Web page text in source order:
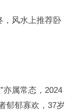
，风水上推荐卧
亦属常态，2024
郁郁寡欢，37岁